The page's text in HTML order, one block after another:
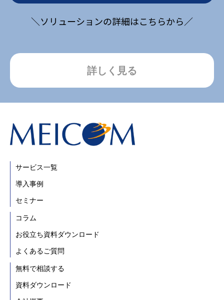
＼ソリューションの詳細はこちらから／
詳しく見る
サービス一覧
導入事例
セミナー
コラム
お役立ち資料ダウンロード
よくあるご質問
無料で相談する
資料ダウンロード